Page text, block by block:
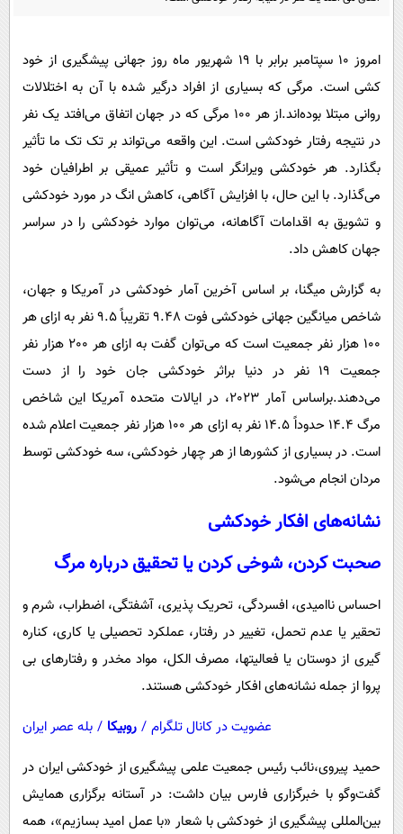
سرگرمی
حوادث
محیط زیست
سلامت
حیات وحش
سیاست خارجی
پیامک
آشپزی
دانلود
امروز 10 سپتامبر برابر با 19 شهریور ماه روز جهانی پیشگیری از خود
کشی است. مرگی که بسیاری از افراد درگیر شده با آن به اختلالات
روانی مبتلا بوده‌اند.از هر 100 مرگی که در جهان اتفاق می‌افتد یک نفر
در نتیجه رفتار خودکشی است. این واقعه می‌تواند بر تک تک ما تأثیر
بگذارد. هر خودکشی ویرانگر است و تأثیر عمیقی بر اطرافیان خود
می‌گذارد. با این حال، با افزایش آگاهی، کاهش انگ در مورد خودکشی
و تشویق به اقدامات آگاهانه، می‌توان موارد خودکشی را در سراسر
جهان کاهش داد.
به گزارش میگنا، بر اساس آخرین آمار خودکشی در آمریکا و جهان،
شاخص میانگین جهانی خودکشی فوت 9.48 تقریباً 9.5 نفر به ازای هر
100 هزار نفر جمعیت است که می‌توان گفت به ازای هر 200 هزار نفر
جمعیت 19 نفر در دنیا براثر خودکشی جان خود را از دست
می‌دهند.براساس آمار 2023، در ایالات متحده آمریکا این شاخص
مرگ 14.4 حدوداً 14.5 نفر به ازای هر 100 هزار نفر جمعیت اعلام شده
است. در بسیاری از کشورها از هر چهار خودکشی، سه خودکشی توسط
مردان انجام می‌شود.
نشانه‌های افکار خودکشی
صحبت کردن، شوخی کردن یا تحقیق درباره مرگ
احساس ناامیدی، افسردگی، تحریک پذیری، آشفتگی، اضطراب، شرم و
تحقیر یا عدم تحمل، تغییر در رفتار، عملکرد تحصیلی یا کاری، کناره
گیری از دوستان یا فعالیتها، مصرف الکل، مواد مخدر و رفتارهای بی
پروا از جمله نشانه‌های افکار خودکشی هستند.
عضویت در کانال تلگرام / روبیکا / بله عصر ایران
حمید پیروی،نائب رئیس جمعیت علمی پیشگیری از خودکشی ایران در
گفت‌وگو با خبرگزاری فارس بیان داشت: در آستانه برگزاری همایش
بین‌المللی پیشگیری از خودکشی با شعار «با عمل امید بسازیم»، همه